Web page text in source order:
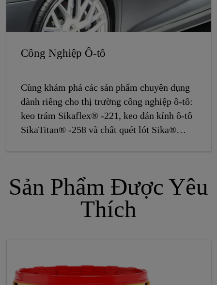
Công Nghiệp Ô-tô
Cùng khám phá các sản phẩm chuyên dụng
dành riêng cho thị trường công nghiệp ô-tô:
keo trám Sikaflex® -221, keo dán kính ô-tô
SikaTitan® -258 và chất quét lót Sika®
Sản Phẩm Được Yêu
Thích